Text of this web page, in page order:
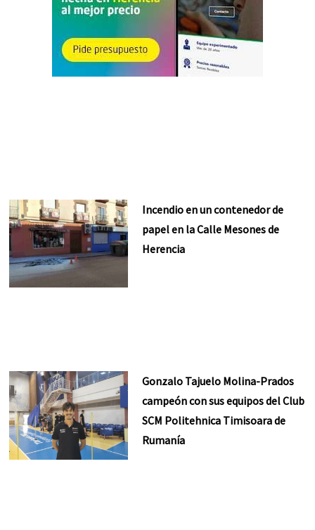
Incendio en un contenedor de
papel en la Calle Mesones de
Herencia
Gonzalo Tajuelo Molina-Prados
campeón con sus equipos del Club
SCM Politehnica Timisoara de
Rumanía